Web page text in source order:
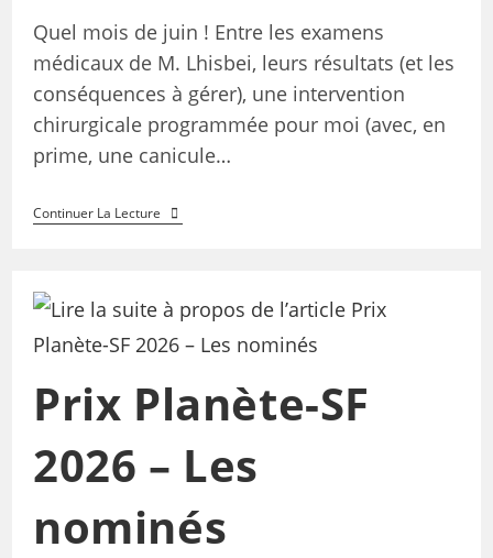
Quel mois de juin ! Entre les examens
médicaux de M. Lhisbei, leurs résultats (et les
conséquences à gérer), une intervention
chirurgicale programmée pour moi (avec, en
prime, une canicule…
Continuer La Lecture
Prix Planète-SF
2026 – Les
nominés